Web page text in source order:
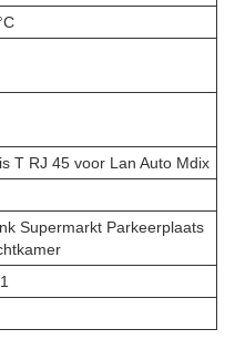
T RJ 45 voor Lan Auto Mdix
Supermarkt Parkeerplaats